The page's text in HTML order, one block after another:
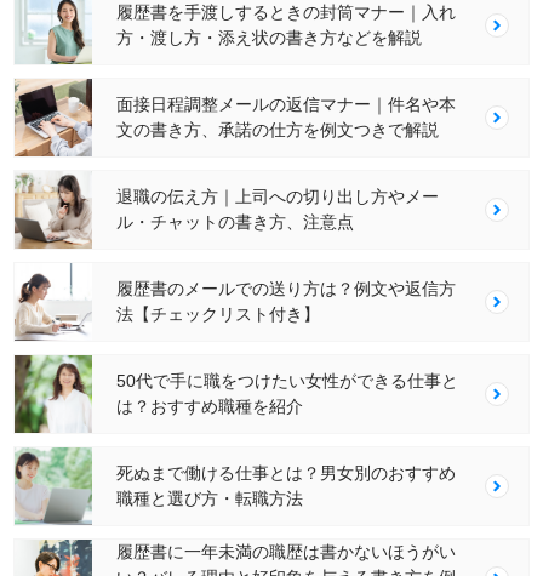
履歴書を手渡しするときの封筒マナー｜入れ
方・渡し方・添え状の書き方などを解説
面接日程調整メールの返信マナー｜件名や本
文の書き方、承諾の仕方を例文つきで解説
退職の伝え方｜上司への切り出し方やメー
ル・チャットの書き方、注意点
履歴書のメールでの送り方は？例文や返信方
法【チェックリスト付き】
50代で手に職をつけたい女性ができる仕事と
は？おすすめ職種を紹介
死ぬまで働ける仕事とは？男女別のおすすめ
職種と選び方・転職方法
履歴書に一年未満の職歴は書かないほうがい